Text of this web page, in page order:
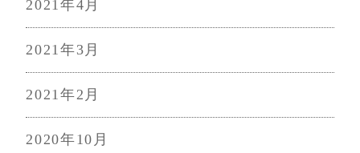
2021年4月
2021年3月
2021年2月
2020年10月